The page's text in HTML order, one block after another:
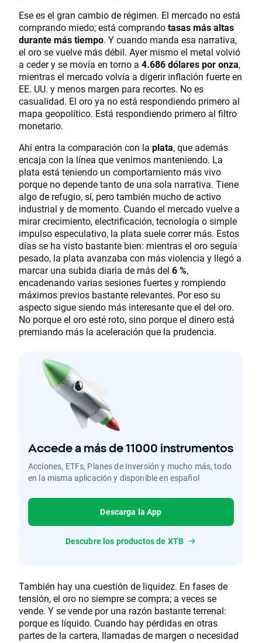
Ese es el gran cambio de régimen. El mercado no está
comprando miedo; está comprandotasas más altas
durante más tiempo. Y cuando manda esa narrativa,
el oro se vuelve más débil. Ayer mismo el metal volvió
a ceder y se movía en torno a 4.686 dólares por onza,
mientras el mercado volvía a digerir inflación fuerte en
EE. UU. y menos margen para recortes. No es
casualidad. El oro ya no está respondiendo primero al
mapa geopolítico. Está respondiendo primero al filtro
monetario.
Ahí entra la comparación con la plata, que además
encaja con la línea que venimos manteniendo. La
plata está teniendo un comportamiento más vivo
porque no depende tanto de una sola narrativa. Tiene
algo de refugio, sí, pero también mucho de activo
industrial y de momento. Cuando el mercado vuelve a
mirar crecimiento, electrificación, tecnología o simple
impulso especulativo, la plata suele correr más. Estos
días se ha visto bastante bien: mientras el oro seguía
pesado, la plata avanzaba con más violencia y llegó a
marcar una subida diaria de más del 6 %,
encadenando varias sesiones fuertes y rompiendo
máximos previos bastante relevantes. Por eso su
aspecto sigue siendo más interesante que el del oro.
No porque el oro esté roto, sino porque el dinero está
premiando más la aceleración que la prudencia.
Accede a más de 11000 instrumentos
Acciones, ETFs, Planes de Inversión y mucho más, todo
en la misma aplicación y disponible en español
Descarga la App
Descubre los productos de XTB
También hay una cuestión de liquidez. En fases de
tensión, el oro no siempre se compra; a veces se
vende. Y se vende por una razón bastante terrenal:
porque es líquido. Cuando hay pérdidas en otras
partes de la cartera, llamadas de margen o necesidad